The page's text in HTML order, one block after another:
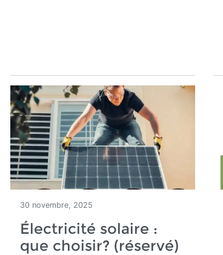
30 novembre, 2025
Électricité solaire :
que choisir? (réservé)